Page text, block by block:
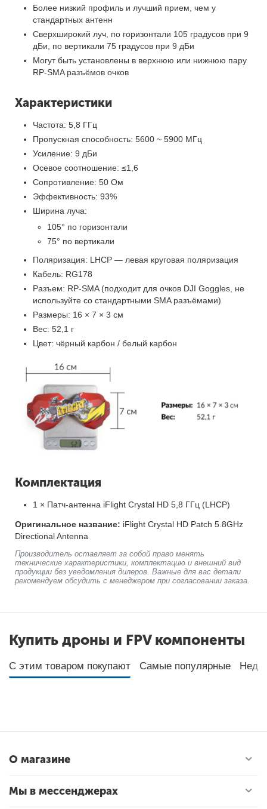
Более низкий профиль и лучший прием, чем у
стандартных антенн
Сверхширокий луч, по горизонтали 105 градусов при 9
дБи, по вертикали 75 градусов при 9 дБи
Могут быть установлены в верхнюю или нижнюю пару
RP-SMA разъёмов очков
Характеристики
Частота: 5,8 ГГц
Пропускная способность: 5600 ~ 5900 МГц
Усиление: 9 дБи
Осевое соотношение: ≤1,6
Сопротивление: 50 Ом
Эффективность: 93%
Ширина луча:
105° по горизонтали
75° по вертикали
Поляризация: LHCP — левая круговая поляризация
Кабель: RG178
Разъем: RP-SMA (подходит для очков DJI Goggles, не
используйте со стандартными SMA разъёмами)
Размеры: 16 × 7 × 3 см
Вес: 52,1 г
Цвет: чёрный карбон / белый карбон
Комплектация
1 × Патч-антенна iFlight Crystal HD 5,8 ГГц (LHCP)
Оригинальное название: iFlight Crystal HD Patch 5.8GHz
Directional Antenna
Производитель оставляет за собой право менять
технические характеристики, комплектацию и внешний вид
продукции без уведомления дилеров. Важные для вас детали
рекомендуем обсудить с менеджером при согласовании заказа.
Купить дроны и FPV компоненты
С этим товаром покупают Самые популярные
О магазине
Мы в мессенджерах